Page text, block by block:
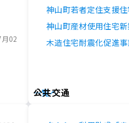
02
神山町若者定住支援
神山町産材使用住宅
木造住宅耐震化促進
一覧へ
公共交通